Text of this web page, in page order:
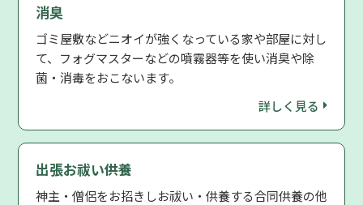
消臭
ゴミ屋敷などニオイが強くなっている家や部屋に対し
て、フォグマスターなどの噴霧器等を使い消臭や除
菌・消毒をおこないます。
詳しく見る
出張お祓い供養
神主・僧侶をお招きしお祓い・供養する合同供養の他